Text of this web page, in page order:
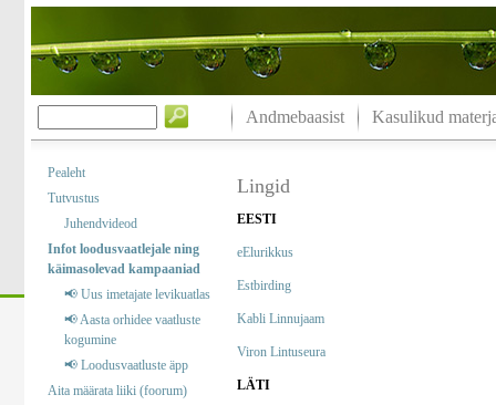
Andmebaasist Kasulikud
Pealeht
Tutvustus
Juhendvideod
Infot loodusvaatlejale ning
käimasolevad kampaaniad
📢 Uus imetajate levikuatlas
📢 Aasta orhidee vaatluste
kogumine
📢 Loodusvaatluste äpp
Aita määrata liiki (foorum)
Lingid
EESTI
eElurikkus
Estbirding
Kabli Linnujaam
Viron Lintuseura
LÄTI